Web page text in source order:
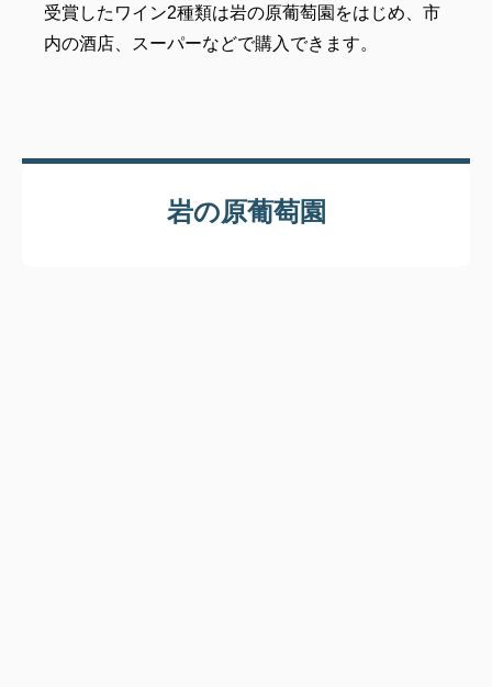
受賞したワイン2種類は岩の原葡萄園をはじめ、市
内の酒店、スーパーなどで購入できます。
岩の原葡萄園